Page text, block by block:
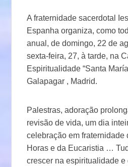
A fraternidade sacerdotal
Espanha organiza, como
anual, de domingo, 22 de
sexta-feira, 27, à tarde, na
Espiritualidade “Santa
Galapagar , Madrid.
Palestras, adoração
revisão de vida, um dia
celebração em fraternidade
Horas e da Eucaristia …
crescer na espiritualidade e